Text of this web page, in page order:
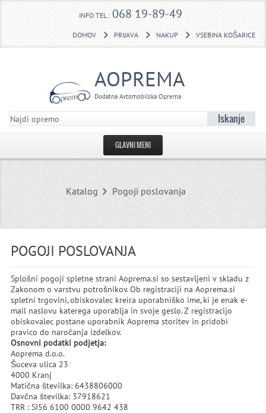
INFO TEL.: 068 19-89-49
DOMOV PRIJAVA NAKUP VSEBINA KOŠARICE
AOPREMA
Dodatna Avtomobilska Oprema
Iskanje
GLAVNI MENI
USTVARI RAČUN
Katalog Pogoji poslovanja
POGOJI POSLOVANJA
Splošni pogoji spletne strani Aoprema.si so sestavljeni v skladu z
Zakonom o varstvu potrošnikov. Ob registraciji na Aoprema.si
spletni trgovini, obiskovalec kreira uporabniško ime, ki je enak e-
mail naslovu katerega uporablja in svoje geslo. Z registracijo
obiskovalec postane uporabnik Aoprema storitev in pridobi
pravico do naročanja izdelkov.
Osnovni podatki podjetja:
Aoprema d.o.o.
Šuceva ulica 23
4000 Kranj
Matična številka: 6438806000
Davčna številka: 37918621
TRR : SI56 6100 0000 9642 438